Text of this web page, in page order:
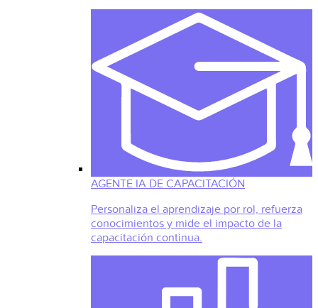
AGENTE IA DE CAPACITACIÓN
Personaliza el aprendizaje por rol, refuerza
conocimientos y mide el impacto de la
capacitación continua.